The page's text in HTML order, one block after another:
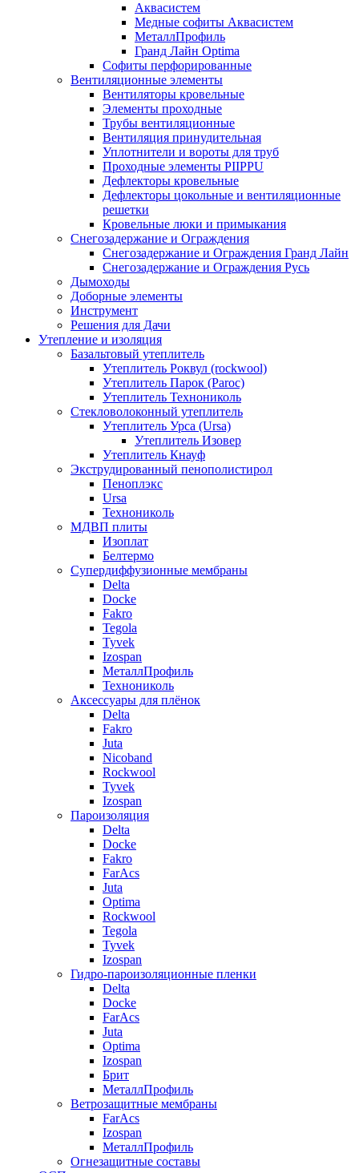
Аквасистем
Медные софиты Аквасистем
МеталлПрофиль
Гранд Лайн Optima
Софиты перфорированные
Вентиляционные элементы
Вентиляторы кровельные
Элементы проходные
Трубы вентиляционные
Вентиляция принудительная
Уплотнители и вороты для труб
Проходные элементы PIIPPU
Дефлекторы кровельные
Дефлекторы цокольные и вентиляционные
решетки
Кровельные люки и примыкания
Снегозадержание и Ограждения
Снегозадержание и Ограждения Гранд Лайн
Снегозадержание и Ограждения Русь
Дымоходы
Доборные элементы
Инструмент
Решения для Дачи
Утепление и изоляция
Базальтовый утеплитель
Утеплитель Роквул (rockwool)
Утеплитель Парок (Paroc)
Утеплитель Технониколь
Стекловолоконный утеплитель
Утеплитель Урса (Ursa)
Утеплитель Изовер
Утеплитель Кнауф
Экструдированный пенополистирол
Пеноплэкс
Ursa
Технониколь
МДВП плиты
Изоплат
Белтермо
Супердиффузионные мембраны
Delta
Docke
Fakro
Tegola
Tyvek
Izospan
МеталлПрофиль
Технониколь
Аксессуары для плёнок
Delta
Fakro
Juta
Nicoband
Rockwool
Tyvek
Izospan
Пароизоляция
Delta
Docke
Fakro
FarAcs
Juta
Optima
Rockwool
Tegola
Tyvek
Izospan
Гидро-пароизоляционные пленки
Delta
Docke
FarAcs
Juta
Optima
Izospan
Брит
МеталлПрофиль
Ветрозащитные мембраны
FarAcs
Izospan
МеталлПрофиль
Огнезащитные составы